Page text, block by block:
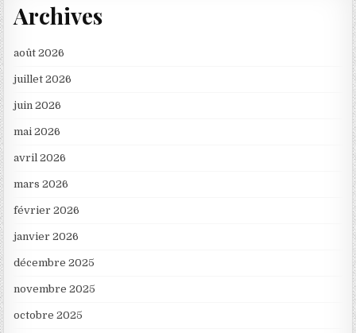
Archives
août 2026
juillet 2026
juin 2026
mai 2026
avril 2026
mars 2026
février 2026
janvier 2026
décembre 2025
novembre 2025
octobre 2025